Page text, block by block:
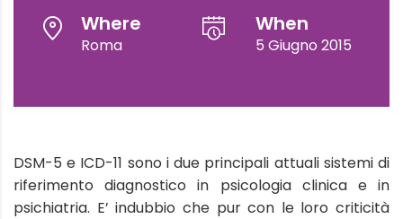
Where
Roma
When
5 Giugno 2015
DSM-5 e ICD-11 sono i due principali attuali sistemi di
riferimento diagnostico in psicologia clinica e in
psichiatria. E’ indubbio che pur con le loro criticità